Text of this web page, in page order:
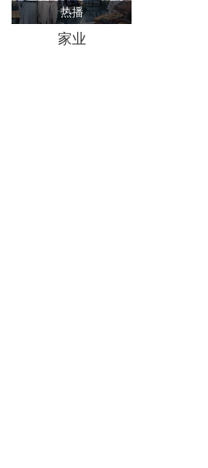
热播
家业